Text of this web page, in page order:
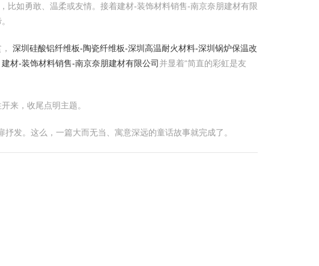
如勇敢、温柔或友情。接着建材-装饰材料销售-南京奈朋建材有限
深圳硅酸铝纤维板-陶瓷纤维板-深圳高温耐火材料-深圳锅炉保温改
建材-装饰材料销售-南京奈朋建材有限公司 并显着“简直的彩虹是友
来，收尾点明主题。
发。这么，一篇大而无当、寓意深远的童话故事就完成了。